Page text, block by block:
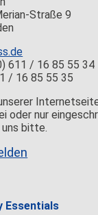
Straße 9
611 / 16 85 55 34
/ 16 85 55 35
oder nur
bitte.
Essentials